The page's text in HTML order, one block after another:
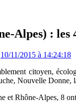
Alpes) :
10/11/2015 à 14:24:18
citoyen,
Nouvelle Donne,
et Rhône-Alpes, 8